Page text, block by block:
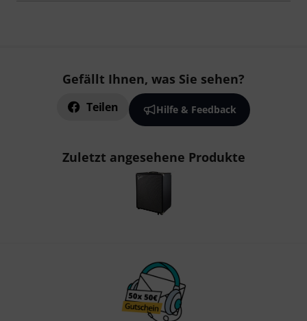
Gefällt Ihnen, was Sie sehen?
Teilen Hilfe & Feedback
Zuletzt angesehene Produkte